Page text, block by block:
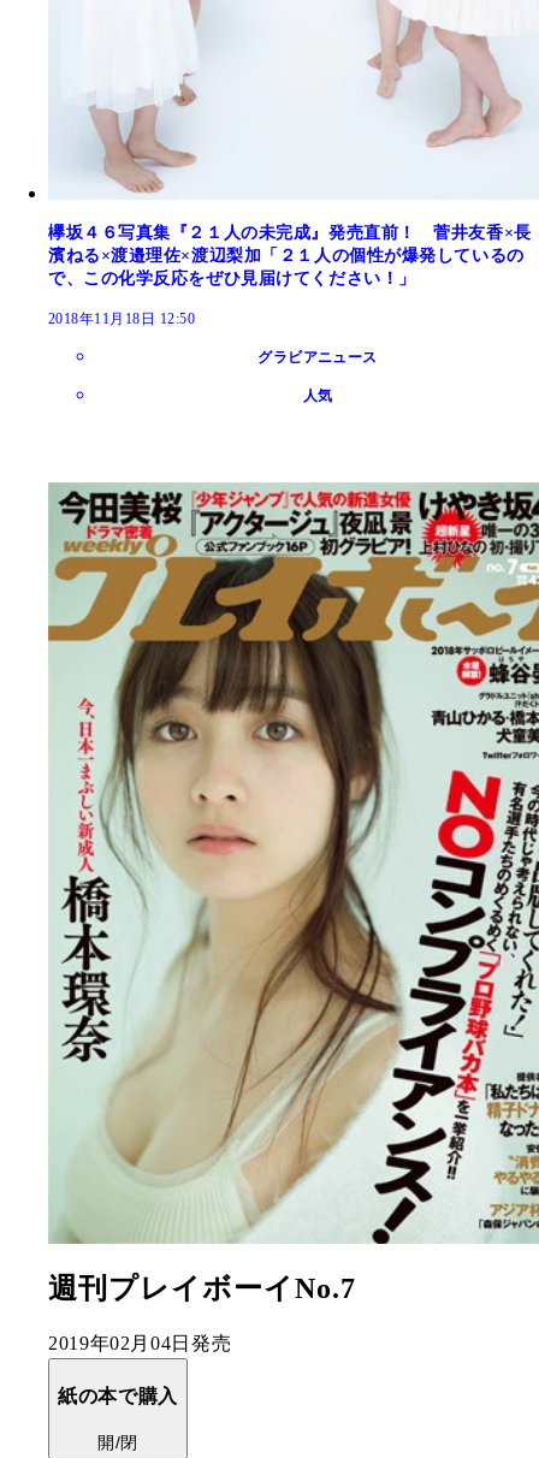
欅坂４６写真集『２１人の未完成』発売直前！ 菅井友香×長
濱ねる×渡邉理佐×渡辺梨加「２１人の個性が爆発しているの
で、この化学反応をぜひ見届けてください！」
2018年11月18日 12:50
グラビアニュース
人気
週刊プレイボーイNo.7
2019年02月04日発売
紙の本で購入
開/閉